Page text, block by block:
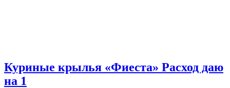
Куриные крылья «Фиеста» Расход даю
на 1